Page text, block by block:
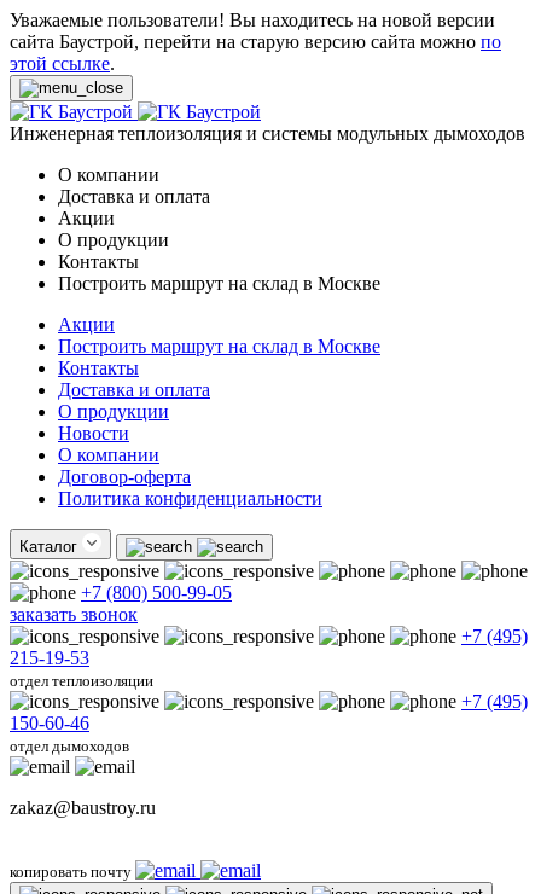
Уважаемые пользователи! Вы находитесь на новой версии
сайта Баустрой, перейти на старую версию сайта можно по
этой ссылке.
Инженерная теплоизоляция и системы модульных дымоходов
О компании
Доставка и оплата
Акции
О продукции
Контакты
Построить маршрут на склад в Москве
Акции
Построить маршрут на склад в Москве
Контакты
Доставка и оплата
О продукции
Новости
О компании
Договор-оферта
Политика конфиденциальности
Каталог
+7 (800) 500-99-05
заказать звонок
+7 (495)
215-19-53
отдел теплоизоляции
+7 (495)
150-60-46
отдел дымоходов
zakaz@baustroy.ru
копировать почту